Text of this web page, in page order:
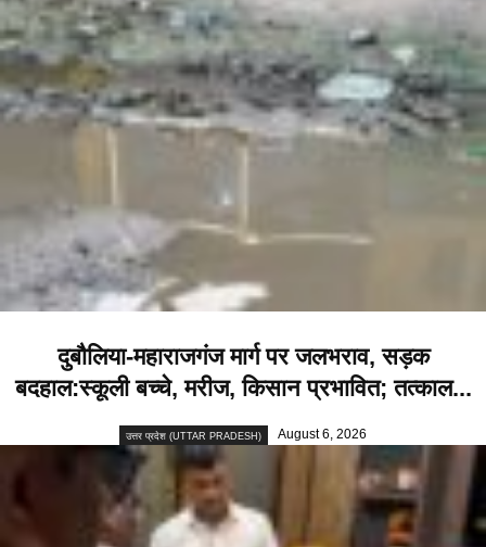
दुबौलिया-महाराजगंज मार्ग पर जलभराव, सड़क
बदहाल:स्कूली बच्चे, मरीज, किसान प्रभावित; तत्काल...
उत्तर प्रदेश (UTTAR PRADESH) August 6, 2026